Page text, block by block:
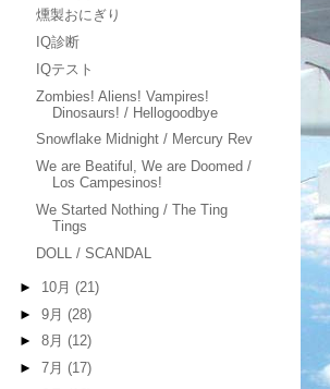
燻製おにぎり
IQ診断
IQテスト
Zombies! Aliens! Vampires!
Dinosaurs! / Hellogoodbye
Snowflake Midnight / Mercury Rev
We are Beatiful, We are Doomed /
Los Campesinos!
We Started Nothing / The Ting
Tings
DOLL / SCANDAL
► 10月 (21)
► 9月 (28)
► 8月 (12)
► 7月 (17)